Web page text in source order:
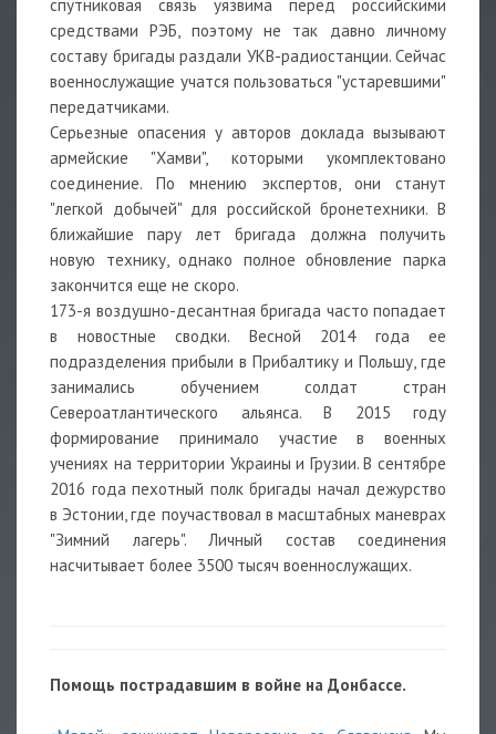
спутниковая связь уязвима перед российскими
средствами РЭБ, поэтому не так давно личному
составу бригады раздали УКВ-радиостанции. Сейчас
военнослужащие учатся пользоваться "устаревшими"
передатчиками.
Серьезные опасения у авторов доклада вызывают
армейские "Хамви", которыми укомплектовано
соединение. По мнению экспертов, они станут
"легкой добычей" для российской бронетехники. В
ближайшие пару лет бригада должна получить
новую технику, однако полное обновление парка
закончится еще не скоро.
173-я воздушно-десантная бригада часто попадает
в новостные сводки. Весной 2014 года ее
подразделения прибыли в Прибалтику и Польшу, где
занимались обучением солдат стран
Североатлантического альянса. В 2015 году
формирование принимало участие в военных
учениях на территории Украины и Грузии. В сентябре
2016 года пехотный полк бригады начал дежурство
в Эстонии, где поучаствовал в масштабных маневрах
"Зимний лагерь". Личный состав соединения
насчитывает более 3500 тысяч военнослужащих.
Помощь пострадавшим в войне на Донбассе.